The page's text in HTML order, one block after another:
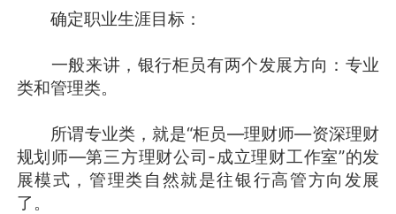
确定职业生涯目标：
一般来讲，银行柜员有两个发展方向：专业
类和管理类。
所谓专业类，就是“柜员―理财师—资深理财
规划师—第三方理财公司-成立理财工作室”的发
展模式，管理类自然就是往银行高管方向发展
了。